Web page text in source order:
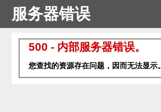
服务器错误
500 - 内部服务器错误。
您查找的资源存在问题，因而无法显示。